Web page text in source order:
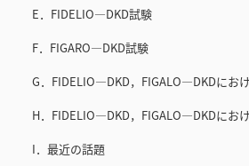
E．FIDELIO—DKD試験
F．FIGARO—DKD試験
G．FIDELIO—DKD，FIGALO—DKDにお
H．FIDELIO—DKD，FIGALO—DKDにお
I．最近の話題